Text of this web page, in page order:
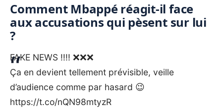
Comment Mbappé réagit-il face
aux accusations qui pèsent sur lui
?
FAKE NEWS !!!! ❌❌❌
Ça en devient tellement prévisible, veille
d’audience comme par hasard 😉
https://t.co/nQN98mtyzR